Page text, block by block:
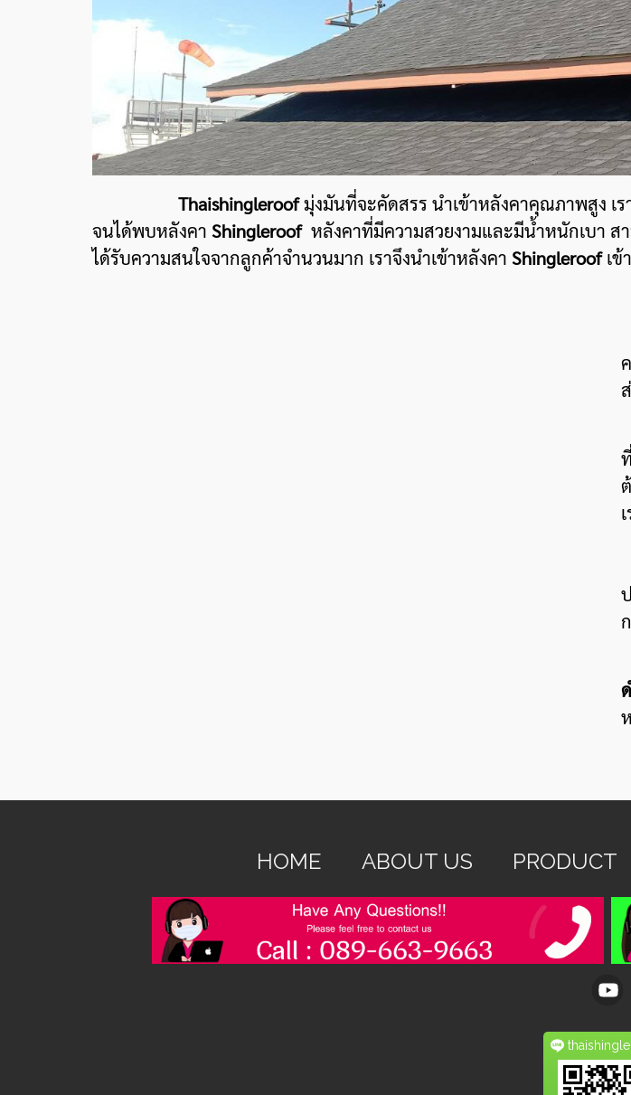
Thaishingleroofมุ่งมันที่จะคัดสรร นำเข้าหลังคาคุณภาพสูง เ
จนได้พบหลังคา Shingleroof หลังคาที่มีความสวยงามและมีน้ำหนักเบา ส
ได้รับความสนใจจากลูกค้าจำนวนมาก เราจึงนำเข้าหลังคา Shingleroofเข้
HOME ABOUT US PRODUCT